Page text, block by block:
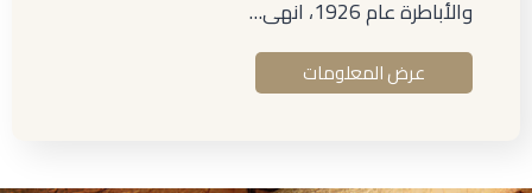
والأباطرة عام 1926، انهى…
عرض المعلومات